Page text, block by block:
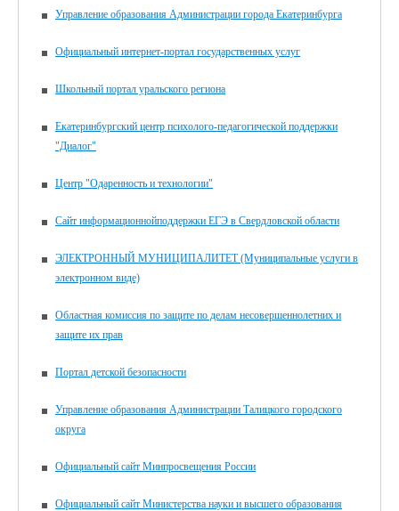
Управление образования Администрации города Екатеринбурга
Официальный интернет-портал государственных услуг
Школьный портал уральского региона
Екатеринбургский центр психолого-педагогической поддержки
"Диалог"
Центр "Одаренность и технологии"
Сайт информационнойподдержки ЕГЭ в Свердловской области
ЭЛЕКТРОННЫЙ МУНИЦИПАЛИТЕТ (Муниципальные услуги в
электронном виде)
Областная комиссия по защите по делам несовершеннолетних и
защите их прав
Портал детской безопасности
Управление образования Администрации Талицкого городского
округа
Официальный сайт Минпросвещения России
Официальный сайт Министерства науки и высшего образования